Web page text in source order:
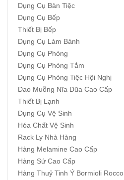
Dụng Cụ Bàn Tiệc
Dụng Cụ Bếp
Thiết Bị Bếp
Dụng Cụ Làm Bánh
Dụng Cụ Phòng
Dụng Cụ Phòng Tắm
Dụng Cụ Phòng Tiệc Hội Nghị
Dao Muỗng Nĩa Đũa Cao Cấp
Thiết Bị Lạnh
Dụng Cụ Vệ Sinh
Hóa Chất Vệ Sinh
Rack Ly Nhà Hàng
Hàng Melamine Cao Cấp
Hàng Sứ Cao Cấp
Hàng Thuỷ Tinh Ý Bormioli Rocco